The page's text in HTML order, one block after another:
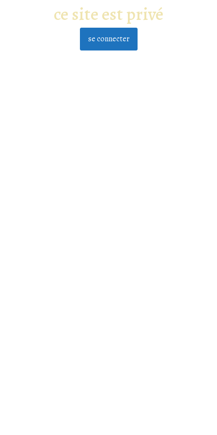
ce site est privé
se connecter